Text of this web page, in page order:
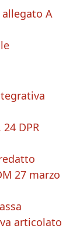
A
DPR
27 marzo
articolato